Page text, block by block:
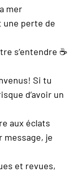
mer
une perte de
s’entendre ☕
Si tu
d’avoir un
aux éclats
message, je
et revues,